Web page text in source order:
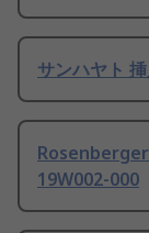
サンハヤト
Rosenberger
19W002-000